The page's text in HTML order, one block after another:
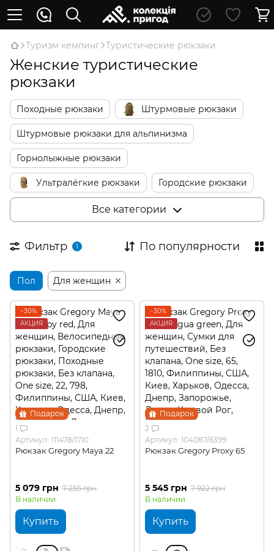
Туризм кемпинг Туристические рюкзаки
Женские туристические
рюкзаки
Походные рюкзаки Штурмовые рюкзаки
Штурмовые рюкзаки для альпинизма
Горнолыжные рюкзаки
Ультралёгкие рюкзаки Городские рюкзаки
Школьные рюкзаки Детские рюкзаки
Все категории
Фильтр 1 По популярности
Пол Для женщин
Подарок
−30%
АКЦИЯ
1
Артикул: 111478/1710
Рюкзак Gregory Maya 22
5 079 грн 7 255 грн
В наличии
Купить
Подарок
−30%
АКЦИЯ
2
Артикул: 104087/6399
Рюкзак Gregory Proxy 65
5 545 грн 7 922 грн
В наличии
Купить